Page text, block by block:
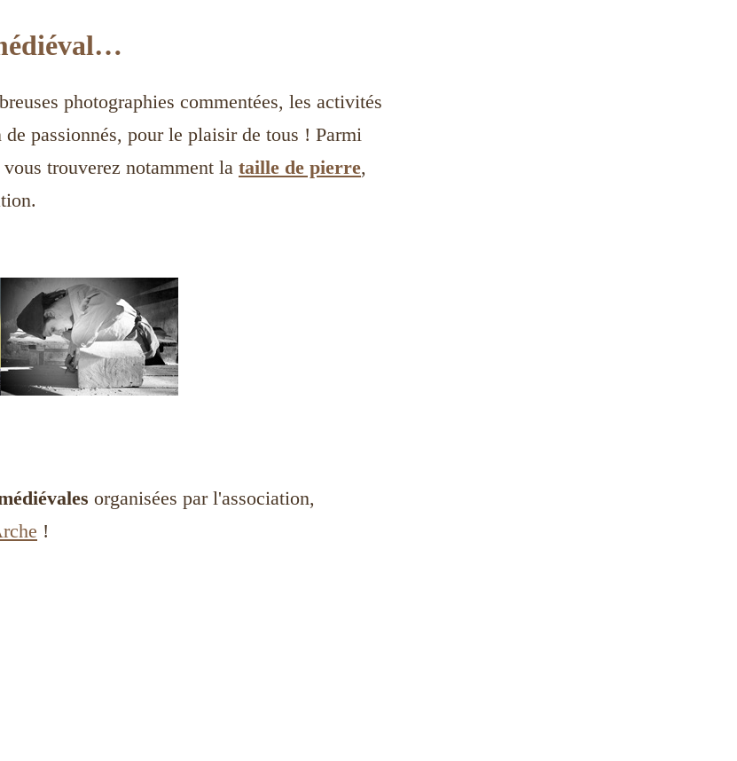
photographies commentées, les activités
passionnés, pour le plaisir de tous ! Parmi
trouverez notamment la taille de pierre,
organisées par l'association,
!